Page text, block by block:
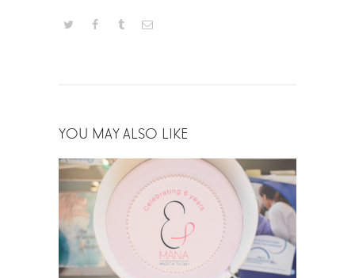
YOU MAY ALSO LIKE